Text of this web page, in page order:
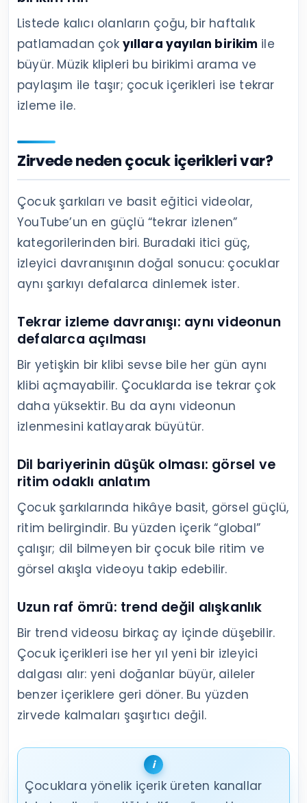
Listede kalıcı olanların çoğu, bir haftalık
patlamadan çokyıllara yayılan birikim ile
büyür. Müzik klipleri bu birikimi arama ve
paylaşım ile taşır; çocuk içerikleri ise tekrar
izleme ile.
Zirvede neden çocuk içerikleri var?
Çocuk şarkıları ve basit eğitici videolar,
YouTube’un en güçlü “tekrar izlenen”
kategorilerinden biri. Buradaki itici güç,
izleyici davranışının doğal sonucu: çocuklar
aynı şarkıyı defalarca dinlemek ister.
Tekrar izleme davranışı: aynı videonun
defalarca açılması
Bir yetişkin bir klibi sevse bile her gün aynı
klibi açmayabilir. Çocuklarda ise tekrar çok
daha yüksektir. Bu da aynı videonun
izlenmesini katlayarak büyütür.
Dil bariyerinin düşük olması: görsel ve
ritim odaklı anlatım
Çocuk şarkılarında hikâye basit, görsel güçlü,
ritim belirgindir. Bu yüzden içerik “global”
çalışır; dil bilmeyen bir çocuk bile ritim ve
görsel akışla videoyu takip edebilir.
Uzun raf ömrü: trend değil alışkanlık
Bir trend videosu birkaç ay içinde düşebilir.
Çocuk içerikleri ise her yıl yeni bir izleyici
dalgası alır: yeni doğanlar büyür, aileler
benzer içeriklere geri döner. Bu yüzden
zirvede kalmaları şaşırtıcı değil.
Çocuklara yönelik içerik üreten kanallar